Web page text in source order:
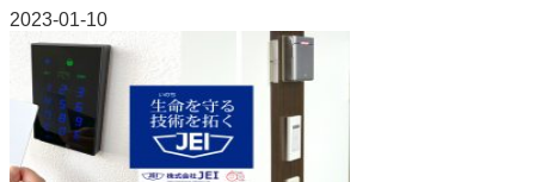
2023-01-10